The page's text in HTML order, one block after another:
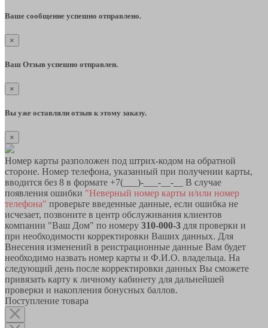
Ваше сообщение успешно отправлено.
×
Ваш Отзыв успешно отправлен.
×
Вы уже оставляли отзыв к этому заказу.
×
Номер карты разположен под штрих-кодом на обратной
стороне. Номер телефона, указанный при получении карты,
вводится без 8 в формате +7(___)-___-__-__ В случае
появления ошибки "Неверный номер карты и/или номер
телефона" проверьте введенные данные, если ошибка не
исчезает, позвоните в центр обслуживания клиентов
компании "Ваш Дом" по номеру 310-000-3 для проверки и
при необходимости корректировки Ваших данных. Для
Внесения изменений в реистрационные данные Вам будет
необходимо назвать номер карты и Ф.И.О. владельца. На
следующий день после корректировки данных Вы сможете
привязать карту к личному кабинету для дальнейшей
проверки и накопления бонусных баллов.
Поступление товара